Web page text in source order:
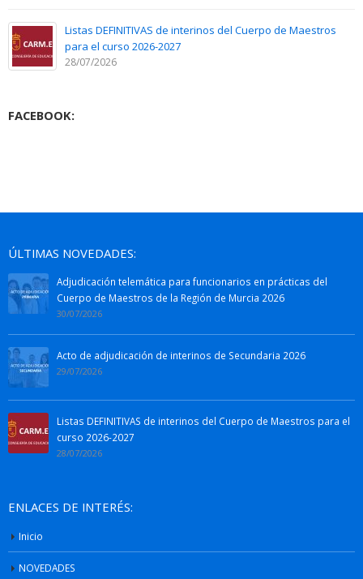
Listas DEFINITIVAS de interinos del Cuerpo de Maestros
para el curso 2026-2027
28/07/2026
FACEBOOK:
ÚLTIMAS NOVEDADES:
Adjudicación telemática para funcionarios en prácticas del
Cuerpo de Maestros de la Región de Murcia 2026
30/07/2026
Acto de adjudicación de interinos de Secundaria 2026
29/07/2026
Listas DEFINITIVAS de interinos del Cuerpo de Maestros para el
curso 2026-2027
28/07/2026
ENLACES DE INTERÉS:
Inicio
NOVEDADES